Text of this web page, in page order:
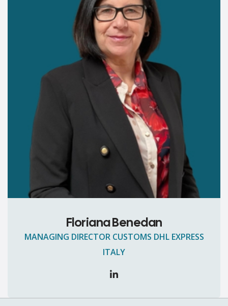
Floriana Benedan
MANAGING DIRECTOR CUSTOMS DHL EXPRESS
ITALY